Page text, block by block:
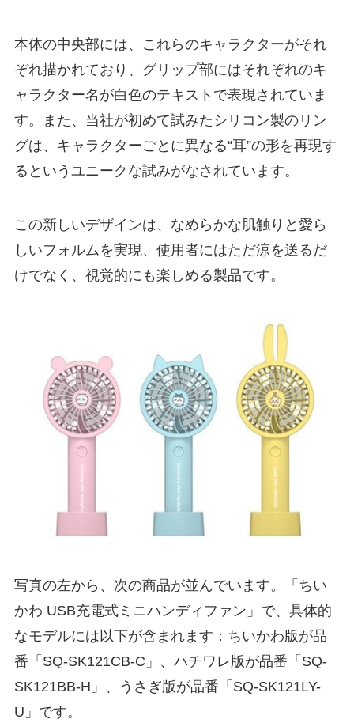
本体の中央部には、これらのキャラクターがそれ
ぞれ描かれており、グリップ部にはそれぞれのキ
ャラクター名が白色のテキストで表現されていま
す。また、当社が初めて試みたシリコン製のリン
グは、キャラクターごとに異なる“耳”の形を再現す
るというユニークな試みがなされています。
この新しいデザインは、なめらかな肌触りと愛ら
しいフォルムを実現、使用者にはただ涼を送るだ
けでなく、視覚的にも楽しめる製品です。
写真の左から、次の商品が並んでいます。「ちい
かわ USB充電式ミニハンディファン」で、具体的
なモデルには以下が含まれます：ちいかわ版が品
番「SQ-SK121CB-C」、ハチワレ版が品番「SQ-
SK121BB-H」、うさぎ版が品番「SQ-SK121LY-
U」です。